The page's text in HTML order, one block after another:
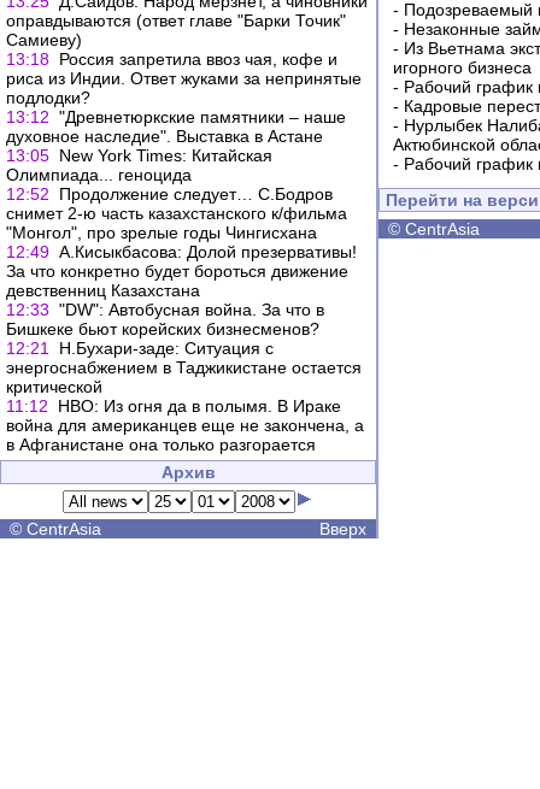
оправдываются (ответ главе "Барки Точик"
Самиеву)
13:18 Россия запретила ввоз чая, кофе и
риса из Индии. Ответ жуками за непринятые
подлодки?
13:12 "Древнетюркские памятники – наше
духовное наследие". Выставка в Астане
13:05 New York Times: Китайская
Олимпиада... геноцида
12:52
Продолжение следует… С.Бодров
снимет 2-ю часть казахстанского к/фильма
"Монгол", про зрелые годы Чингисхана
12:49 А.Кисыкбасова: Долой презервативы!
За что конкретно будет бороться движение
девственниц Казахстана
12:33 "DW": Автобусная война. За что в
Бишкеке бьют корейских бизнесменов?
12:21
Н.Бухари-заде: Ситуация с
энергоснабжением в Таджикистане остается
критической
11:12
НВО: Из огня да в полымя. В Ираке
война для американцев еще не закончена, а
в Афганистане она только разгорается
Архив
© CentrAsia Вверх
- Подозреваемый
- Незаконные
- Из Вьетнама
игорного бизнеса
- Рабочий график
- Кадровые
- Нурлыбек
Актюбинской
- Рабочий график
Перейти на
© CentrAsia